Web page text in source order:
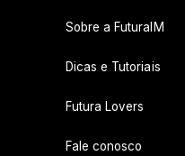
Sobre a FuturaIM
Dicas e Tutoriais
Futura Lovers
Fale conosco